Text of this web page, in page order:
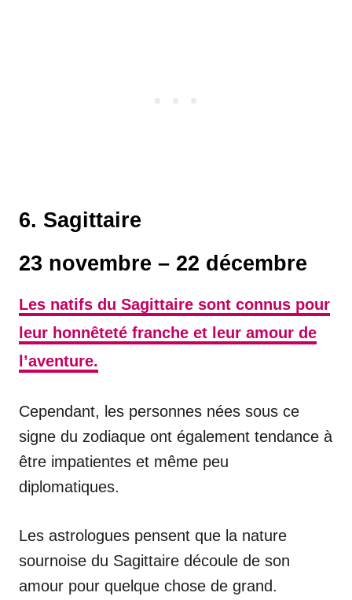
6. Sagittaire
23 novembre – 22 décembre
Les natifs du Sagittaire sont connus pour
leur honnêteté franche et leur amour de
l’aventure.
Cependant, les personnes nées sous ce
signe du zodiaque ont également tendance à
être impatientes et même peu
diplomatiques.
Les astrologues pensent que la nature
sournoise du Sagittaire découle de son
amour pour quelque chose de grand.